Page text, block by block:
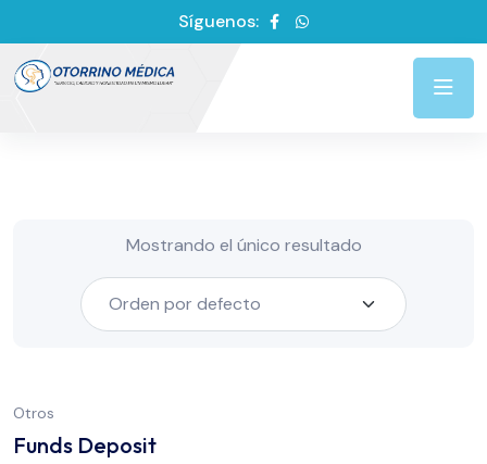
Síguenos:
Mostrando el único resultado
Otros
Funds Deposit